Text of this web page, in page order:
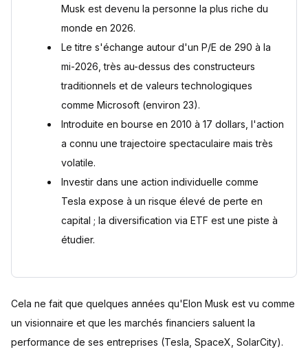
Musk est devenu la personne la plus riche du
monde en 2026.
Le titre s'échange autour d'un P/E de 290 à la
mi-2026, très au-dessus des constructeurs
traditionnels et de valeurs technologiques
comme Microsoft (environ 23).
Introduite en bourse en 2010 à 17 dollars, l'action
a connu une trajectoire spectaculaire mais très
volatile.
Investir dans une action individuelle comme
Tesla expose à un risque élevé de perte en
capital ; la diversification via ETF est une piste à
étudier.
Cela ne fait que quelques années qu'Elon Musk est vu comme
un visionnaire et que les marchés financiers saluent la
performance de ses entreprises (Tesla, SpaceX, SolarCity).